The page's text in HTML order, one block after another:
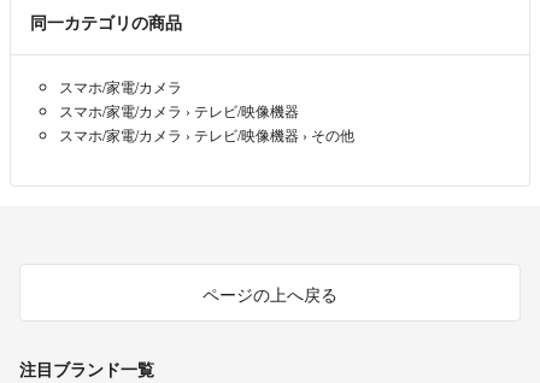
同一カテゴリの商品
スマホ/家電/カメラ
スマホ/家電/カメラ › テレビ/映像機器
スマホ/家電/カメラ › テレビ/映像機器 › その他
ページの上へ戻る
注目ブランド一覧